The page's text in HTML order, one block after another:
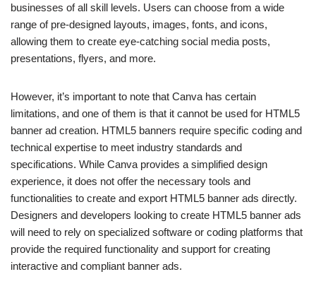
businesses of all skill levels. Users can choose from a wide
range of pre-designed layouts, images, fonts, and icons,
allowing them to create eye-catching social media posts,
presentations, flyers, and more.
However, it’s important to note that Canva has certain
limitations, and one of them is that it cannot be used for HTML5
banner ad creation. HTML5 banners require specific coding and
technical expertise to meet industry standards and
specifications. While Canva provides a simplified design
experience, it does not offer the necessary tools and
functionalities to create and export HTML5 banner ads directly.
Designers and developers looking to create HTML5 banner ads
will need to rely on specialized software or coding platforms that
provide the required functionality and support for creating
interactive and compliant banner ads.